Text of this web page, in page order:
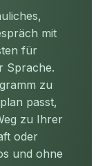
mit
für
Sprache.
zu
passt,
zu Ihrer
oder
und ohne